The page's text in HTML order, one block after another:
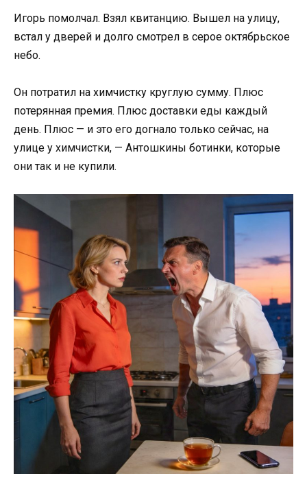
Игорь помолчал. Взял квитанцию. Вышел на улицу,
встал у дверей и долго смотрел в серое октябрьское
небо.
Он потратил на химчистку круглую сумму. Плюс
потерянная премия. Плюс доставки еды каждый
день. Плюс — и это его догнало только сейчас, на
улице у химчистки, — Антошкины ботинки, которые
они так и не купили.